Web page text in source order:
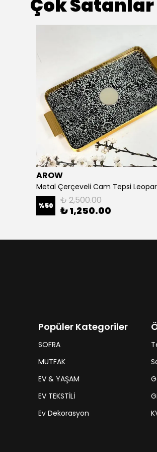
Çok Satanlar
AROW
%50 ₺ 2,500.00
₺ 1,250.00
Popüler Kategoriler
SOFRA
MUTFAK
EV & YAŞAM
EV TEKSTİLİ
Ev Dekorasyon